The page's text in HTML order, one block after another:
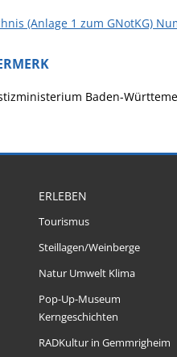
(Anlage 1 zum GNotKG)
Baden-
ERLEBEN
Tourismus
Steillagen/Weinberge
Natur Umwelt Klima
Pop-Up-Museum
Kerngeschichten
RADKultur in Gemmrigheim